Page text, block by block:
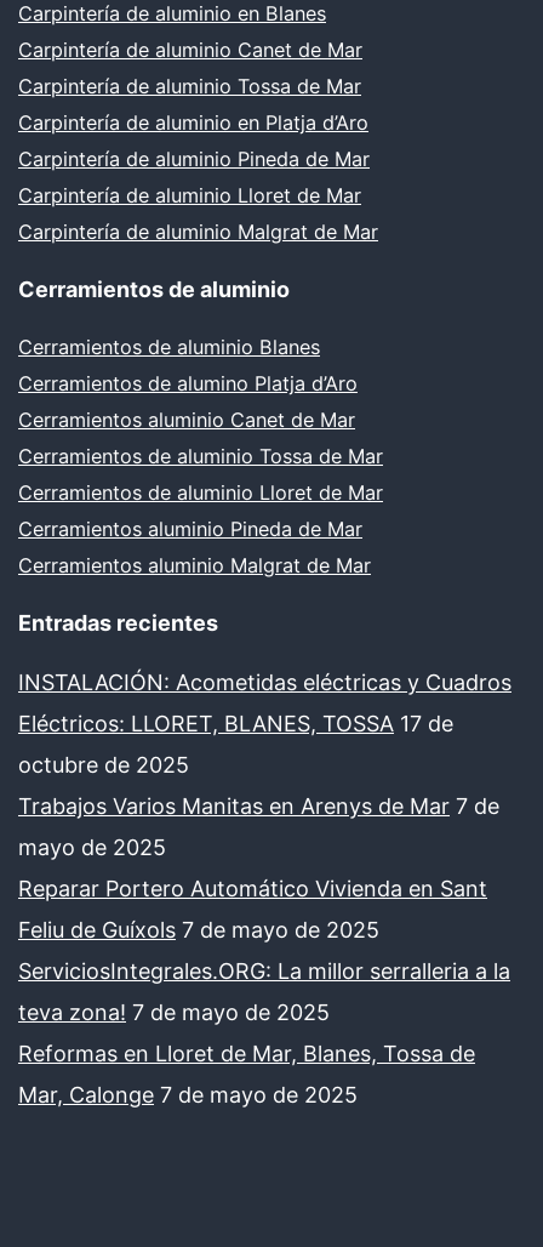
Carpintería de aluminio en Blanes
Carpintería de aluminio Canet de Mar
Carpintería de aluminio Tossa de Mar
Carpintería de aluminio en Platja d’Aro
Carpintería de aluminio Pineda de Mar
Carpintería de aluminio Lloret de Mar
Carpintería de aluminio Malgrat de Mar
Cerramientos de aluminio
Cerramientos de aluminio Blanes
Cerramientos de alumino Platja d’Aro
Cerramientos aluminio Canet de Mar
Cerramientos de aluminio Tossa de Mar
Cerramientos de aluminio Lloret de Mar
Cerramientos aluminio Pineda de Mar
Cerramientos aluminio Malgrat de Mar
Entradas recientes
INSTALACIÓN: Acometidas eléctricas y Cuadros
Eléctricos: LLORET, BLANES, TOSSA 17 de
octubre de 2025
Trabajos Varios Manitas en Arenys de Mar 7 de
mayo de 2025
Reparar Portero Automático Vivienda en Sant
Feliu de Guíxols 7 de mayo de 2025
ServiciosIntegrales.ORG: La millor serralleria a la
teva zona! 7 de mayo de 2025
Reformas en Lloret de Mar, Blanes, Tossa de
Mar, Calonge 7 de mayo de 2025